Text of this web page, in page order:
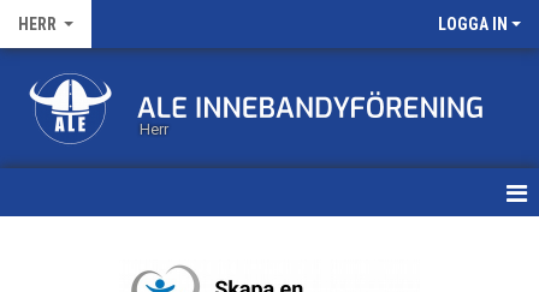
HERR LOGGA IN
Herr